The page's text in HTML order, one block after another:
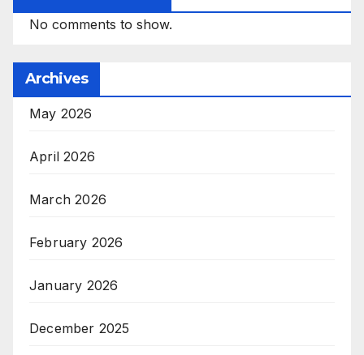
No comments to show.
Archives
May 2026
April 2026
March 2026
February 2026
January 2026
December 2025